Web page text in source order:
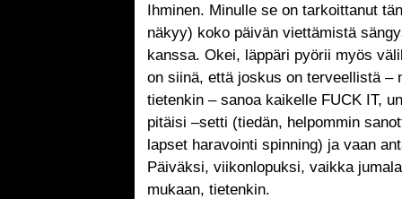
Ihminen. Minulle se on tarkoittanut
näkyy) koko päivän viettämistä
kanssa. Okei, läppäri pyörii myös
on siinä, että joskus on terveellistä –
tietenkin – sanoa kaikelle FUCK IT,
pitäisi –setti (tiedän, helpommin
lapset haravointi spinning) ja vaan
Päiväksi, viikonlopuksi, vaikka
mukaan, tietenkin.